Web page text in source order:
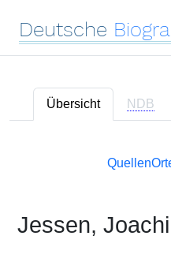
Deutsche
Übersicht NDB
Quellen
Jessen,